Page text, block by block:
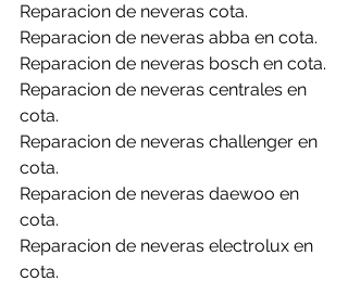
Reparacion de neveras cota.
Reparacion de neveras abba en cota.
Reparacion de neveras bosch en cota.
Reparacion de neveras centrales en
cota.
Reparacion de neveras challenger en
cota.
Reparacion de neveras daewoo en
cota.
Reparacion de neveras electrolux en
cota.